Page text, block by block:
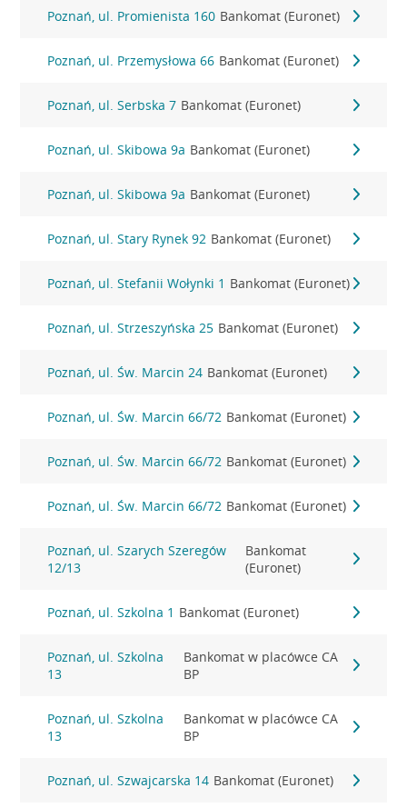
Poznań, ul. Promienista 160 Bankomat (Euronet)
Poznań, ul. Przemysłowa 66 Bankomat (Euronet)
Poznań, ul. Serbska 7 Bankomat (Euronet)
Poznań, ul. Skibowa 9a Bankomat (Euronet)
Poznań, ul. Skibowa 9a Bankomat (Euronet)
Poznań, ul. Stary Rynek 92 Bankomat (Euronet)
Poznań, ul. Stefanii Wołynki 1 Bankomat (Euronet)
Poznań, ul. Strzeszyńska 25 Bankomat (Euronet)
Poznań, ul. Św. Marcin 24 Bankomat (Euronet)
Poznań, ul. Św. Marcin 66/72 Bankomat (Euronet)
Poznań, ul. Św. Marcin 66/72 Bankomat (Euronet)
Poznań, ul. Św. Marcin 66/72 Bankomat (Euronet)
Poznań, ul. Szarych Szeregów
12/13
Bankomat
(Euronet)
Poznań, ul. Szkolna 1 Bankomat (Euronet)
Poznań, ul. Szkolna
13
Bankomat w placówce CA
BP
Poznań, ul. Szkolna
13
Bankomat w placówce CA
BP
Poznań, ul. Szwajcarska 14 Bankomat (Euronet)